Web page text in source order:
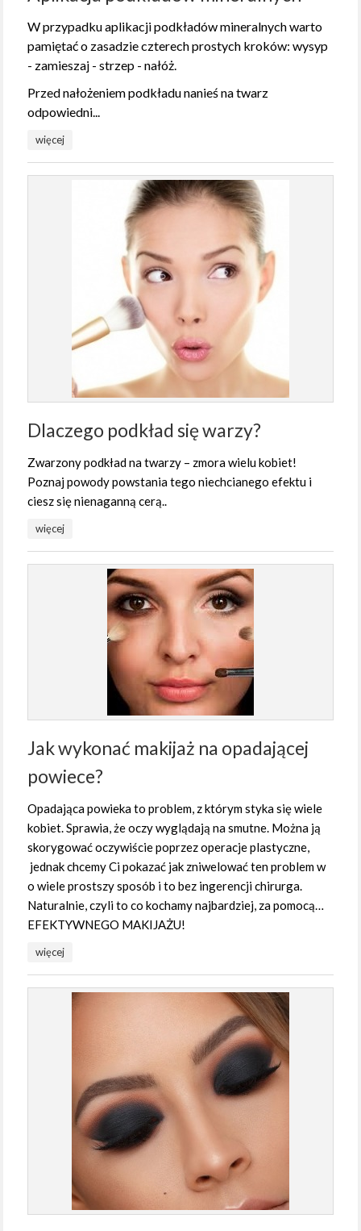
W przypadku aplikacji podkładów mineralnych warto
pamiętać o zasadzie czterech prostych kroków: wysyp
- zamieszaj - strzep - nałóż.
Przed nałożeniem podkładu nanieś na twarz
odpowiedni...
więcej
Dlaczego podkład się warzy?
Zwarzony podkład na twarzy – zmora wielu kobiet!
Poznaj powody powstania tego niechcianego efektu i
ciesz się nienaganną cerą..
więcej
Jak wykonać makijaż na opadającej
powiece?
Opadająca powieka to problem, z którym styka się wiele
kobiet. Sprawia, że oczy wyglądają na smutne. Można ją
skorygować oczywiście poprzez operacje plastyczne,
jednak chcemy Ci pokazać jak zniwelować ten problem w
o wiele prostszy sposób i to bez ingerencji chirurga.
Naturalnie, czyli to co kochamy najbardziej, za pomocą…
EFEKTYWNEGO MAKIJAŻU!
więcej